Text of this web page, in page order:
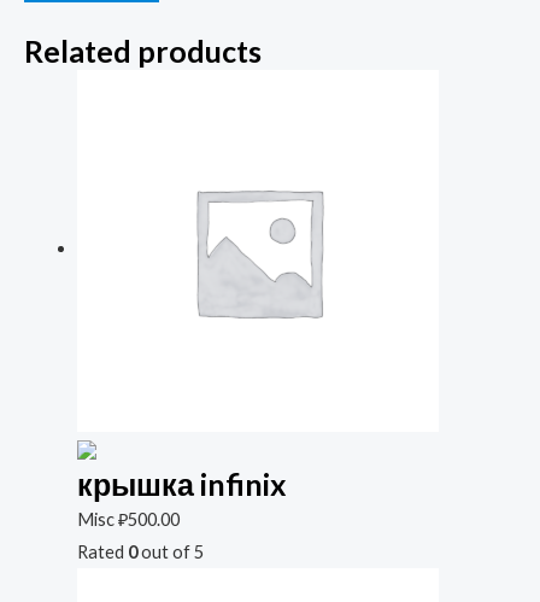
Related products
крышка infinix
Misc₽500.00
Rated 0out of 5